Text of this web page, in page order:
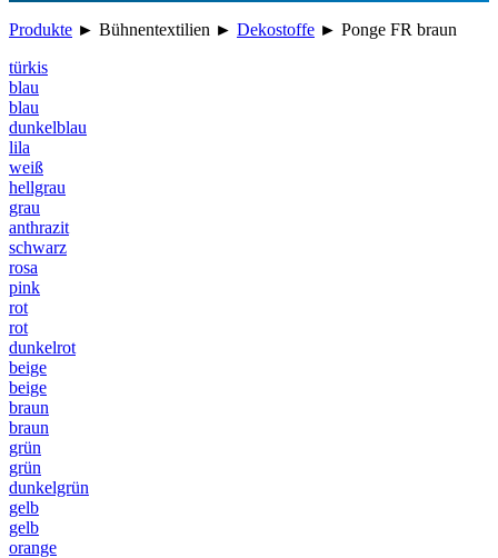
Produkte ► Bühnentextilien ► Dekostoffe ► Ponge FR braun
türkis
blau
blau
dunkelblau
lila
weiß
hellgrau
grau
anthrazit
schwarz
rosa
pink
rot
rot
dunkelrot
beige
beige
braun
braun
grün
grün
dunkelgrün
gelb
gelb
orange